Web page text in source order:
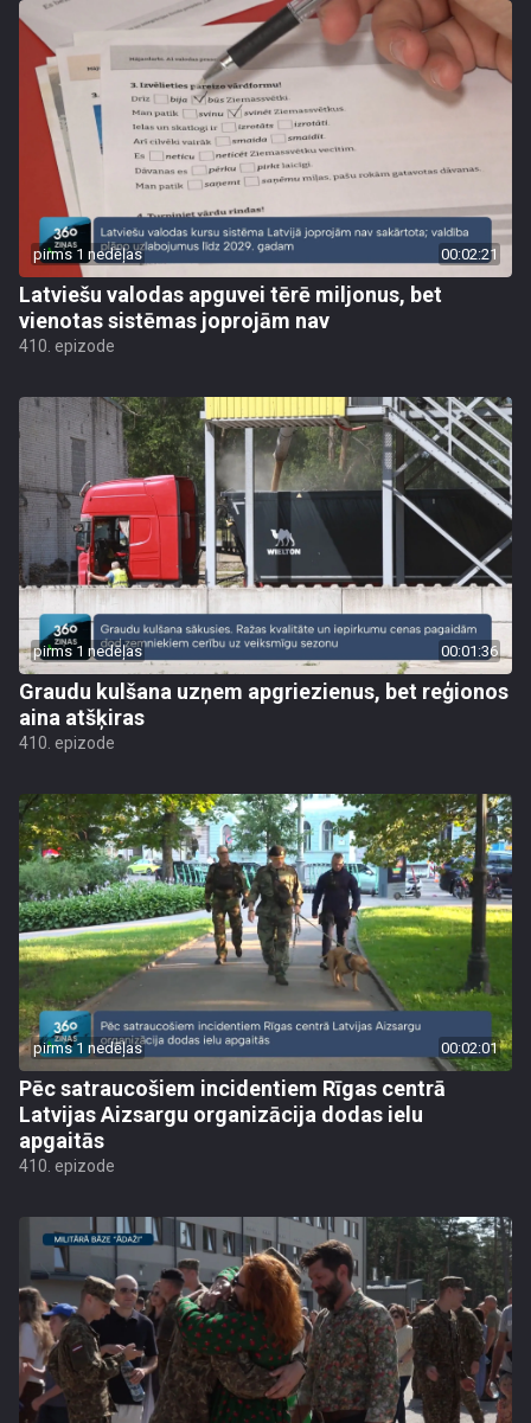
pirms 1 nedēļas 00:02:21
Latviešu valodas apguvei tērē miljonus, bet
vienotas sistēmas joprojām nav
410. epizode
pirms 1 nedēļas 00:01:36
Graudu kulšana uzņem apgriezienus, bet reģionos
aina atšķiras
410. epizode
pirms 1 nedēļas 00:02:01
Pēc satraucošiem incidentiem Rīgas centrā
Latvijas Aizsargu organizācija dodas ielu
apgaitās
410. epizode